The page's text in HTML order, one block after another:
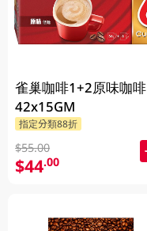
雀巢咖啡1+2原味咖啡
42x15GM
指定分類88折
$55.00
$44.00